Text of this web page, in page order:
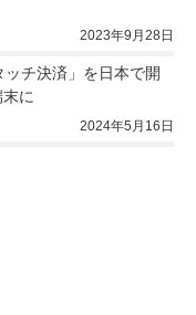
2023年9月28日
チ決済」を日本で開
に
2024年5月16日